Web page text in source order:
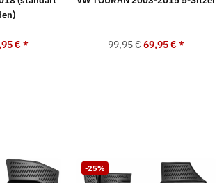
€* 99,95 € 69,95 €*
-25%